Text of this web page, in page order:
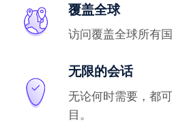
覆盖全球
访问覆盖全球所有
无限的会话
无论何时需要，都
目。